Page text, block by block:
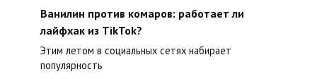
Ванилин против комаров: работает ли
лайфхак из TikTok?
Этим летом в социальных сетях набирает
популярность